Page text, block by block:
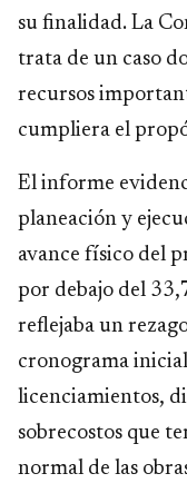
su finalidad. La
trata de un caso
recursos
cumpliera el
El informe
planeación y
avance físico del
por debajo del
reflejaba un
cronograma
licenciamientos,
sobrecostos que
normal de las